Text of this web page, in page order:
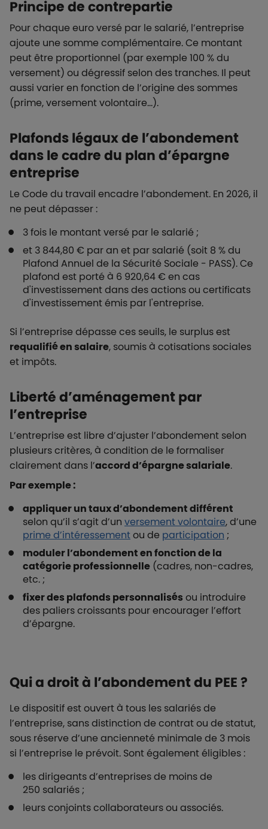
Principe de contrepartie
Pour chaque euro versé par le salarié, l’entreprise
ajoute une somme complémentaire. Ce montant
peut être proportionnel (par exemple 100 % du
versement) ou dégressif selon des tranches. Il peut
aussi varier en fonction de l’origine des sommes
(prime, versement volontaire…).
Plafonds légaux de l’abondement
dans le cadre du plan d’épargne
entreprise
Le Code du travail encadre l’abondement. En 2026, il
ne peut dépasser :
3 fois le montant versé par le salarié ;
et 3 844,80 € par an et par salarié (soit 8 % du
Plafond Annuel de la Sécurité Sociale - PASS). Ce
plafond est porté à 6 920,64 € en cas
d'investissement dans des actions ou certificats
d'investissement émis par l'entreprise.
Si l’entreprise dépasse ces seuils, le surplus est
requalifié en salaire, soumis à cotisations sociales
et impôts.
Liberté d’aménagement par
l’entreprise
L’entreprise est libre d’ajuster l’abondement selon
plusieurs critères, à condition de le formaliser
clairement dans l’accord d’épargne salariale.
Par exemple :
appliquer un taux d’abondement différent
selon qu’il s’agit d’un versement volontaire, d’une
prime d’intéressementou de participation ;
moduler l’abondement en fonction de la
catégorie professionnelle (cadres, non-cadres,
etc. ;
fixer des plafonds personnalisés ou introduire
des paliers croissants pour encourager l’effort
d’épargne.
Qui a droit à l’abondement du PEE ?
Le dispositif est ouvert à tous les salariés de
l’entreprise, sans distinction de contrat ou de statut,
sous réserve d’une ancienneté minimale de 3 mois
si l’entreprise le prévoit. Sont également éligibles :
les dirigeants d’entreprises de moins de
250 salariés ;
leurs conjoints collaborateurs ou associés.